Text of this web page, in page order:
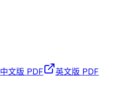
中文版 PDF
英文版 PDF